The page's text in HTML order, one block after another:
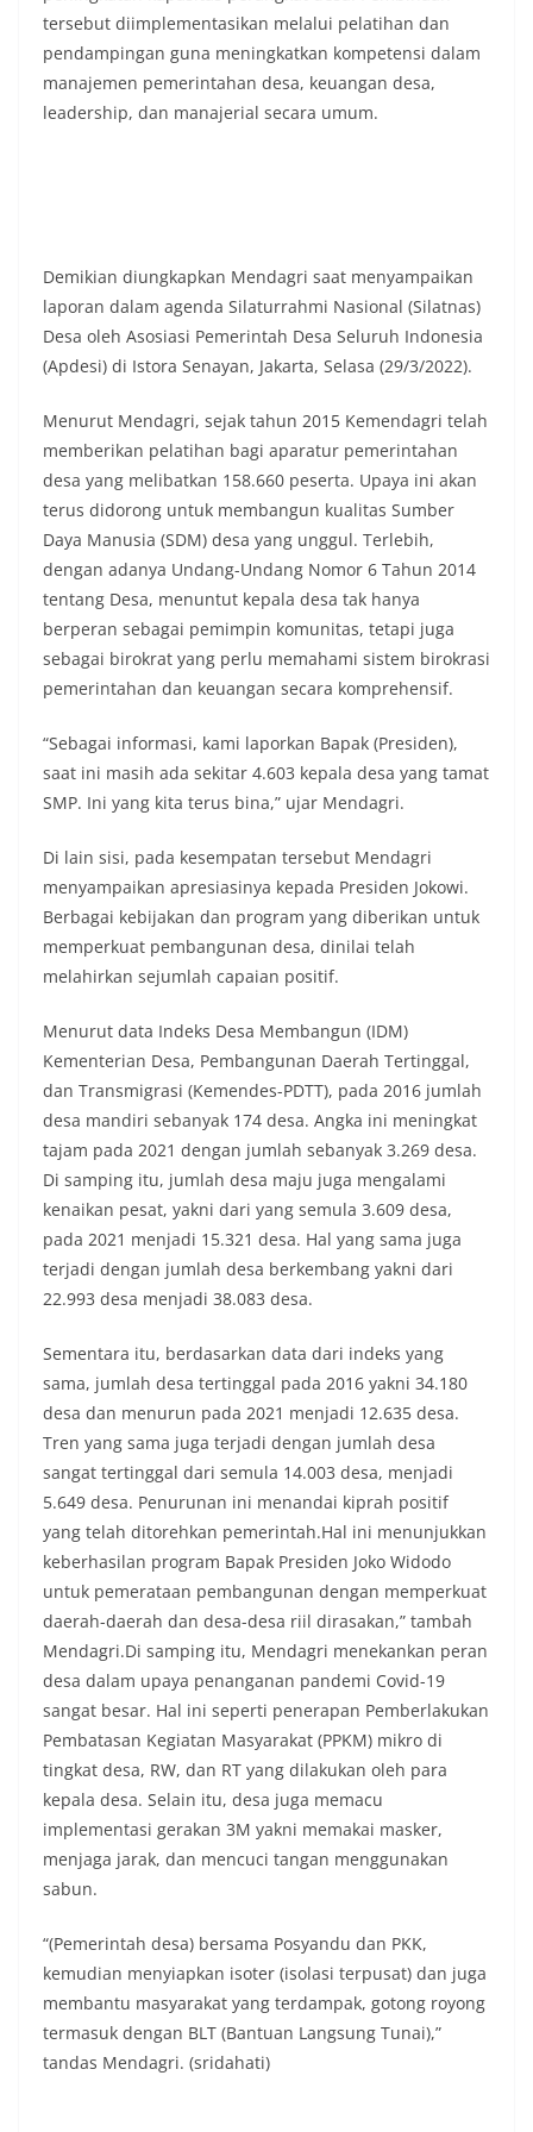
masing secara penuh. Ini adalah bentuk
penghormatan kita bersama terhadap
perjuangan para pahlawan yang telah merebut
kemerdekaan,” ujar Aiptu Muliyadi Suraukur saat
berdialog dengan warga.‎‎Ia juga menambahkan
dimanfaatkan sebagai sarana deteksi dini (early
warning) guna mengantisipasi potensi gangguan
keamanan dan ketertiban masyarakat
(Kamtibmas) di lingkungan tempat tinggal warga.
Melalui interaksi langsung tersebut,
awal terkait situasi sosial, potensi kerawanan,
maupun hal-hal yang dapat mengganggu
kondusivitas wilayah, khususnya menjelang
perayaan HUT Kemerdekaan RI yang biasanya
diwarnai dengan berbagai kegiatan dan
keramaian warga.‎‎Dengan adanya deteksi dini ini,
diharapkan potensi gangguan keamanan dapat
diantisipasi sejak awal sehingga situasi di
Kelurahan Sunggal tetap terjaga aman, tertib,
dan kondusif hingga puncak perayaan HUT
Kemerdekaan RI berlangsung.‎‎Wujud Kedekatan
Polri dengan Masyarakat‎Kegiatan sambang Door
to Door System ini merupakan salah satu bentuk
mengedepankan kehadiran dan kedekatan
personel Kepolisian dengan masyarakat. Melalui
kegiatan semacam ini, Bhabinkamtibmas tidak
dan imbauan, tetapi juga sebagai mitra
masyarakat dalam menjaga keamanan lingkungan
secara bersama-sama.‎‎Kehadiran
Bhabinkamtibmas di tengah-tengah warga
diharapkan dapat semakin mempererat
hubungan kemitraan antara Polri dan
masyarakat, sekaligus membangun kesadaran
keamanan, ketertiban, dan kekompakan
lingkungan, khususnya dalam menyambut
momentum bersejarah HUT Kemerdekaan
Republik Indonesia.‎Kegiatan sambang ini
rencananya akan terus dilaksanakan secara rutin
oleh Bhabinkamtibmas di wilayah Kelurahan
Sunggal sebagai bagian dari upaya menciptakan
situasi Kamtibmas yang aman dan kondusif,
sekaligus menumbuhkan semangat nasionalisme
warga dalam menyambut Hari Kemerdekaan RI.
Bhabinkamtibmas Polsek Medan Sunggal
Sambangi Warga Kelurahan Sunggal, Ingatkan
Kemerdekaan RI‎‎Medan, 5 Agustus 2026 — Dalam
Kemerdekaan Republik Indonesia yang ke-81,
Bhabinkamtibmas Kelurahan Sunggal, Aiptu
Muliyadi Suraukur, melaksanakan kegiatan
sambang Door to Door System (DDS) kepada
warga di wilayah Kelurahan Sunggal, Kecamatan
Medan Sunggal, pada Rabu (05/08/2026).‎‎Kegiatan
tersebut berlangsung sejak pukul 09.00 WIB
hingga selesai, menyasar rumah-rumah warga di
beberapa lingkungan yang ada di kelurahan
tersebut.‎Sambang Langsung ke Rumah
Warga‎Dalam kegiatan ini, Aiptu Muliyadi
Suraukur mendatangi warga secara langsung dari
rumah ke rumah untuk menjalin silaturahmi
sekaligus menyampaikan pesan-pesan
kamtibmas. Kehadiran petugas disambut baik
oleh warga, yang sebagian besar tengah bersiap
menyambut momentum HUT Kemerdekaan RI
dengan berbagai persiapan di lingkungan
masing-masing.‎Dalam dialog yang berlangsung
akrab, Bhabinkamtibmas menyapa warga,
menanyakan kondisi keamanan dan kenyamanan
menyampaikan keluhan maupun informasi terkait
situasi kamtibmas di sekitar mereka.‎‎‎Salah satu
poin utama yang disampaikan dalam kegiatan
sambang ini adalah imbauan kepada warga untuk
memasang bendera Merah Putih secara penuh,
bukan setengah tiang, sebagai bentuk
tersebut diimplementasikan melalui pelatihan dan
pendampingan guna meningkatkan kompetensi dalam
manajemen pemerintahan desa, keuangan desa,
leadership, dan manajerial secara umum.
Demikian diungkapkan Mendagri saat menyampaikan
laporan dalam agenda Silaturrahmi Nasional (Silatnas)
Desa oleh Asosiasi Pemerintah Desa Seluruh Indonesia
(Apdesi) di Istora Senayan, Jakarta, Selasa (29/3/2022).
Menurut Mendagri, sejak tahun 2015 Kemendagri telah
memberikan pelatihan bagi aparatur pemerintahan
desa yang melibatkan 158.660 peserta. Upaya ini akan
terus didorong untuk membangun kualitas Sumber
Daya Manusia (SDM) desa yang unggul. Terlebih,
dengan adanya Undang-Undang Nomor 6 Tahun 2014
tentang Desa, menuntut kepala desa tak hanya
berperan sebagai pemimpin komunitas, tetapi juga
sebagai birokrat yang perlu memahami sistem birokrasi
pemerintahan dan keuangan secara komprehensif.
“Sebagai informasi, kami laporkan Bapak (Presiden),
saat ini masih ada sekitar 4.603 kepala desa yang tamat
SMP. Ini yang kita terus bina,” ujar Mendagri.
Di lain sisi, pada kesempatan tersebut Mendagri
menyampaikan apresiasinya kepada Presiden Jokowi.
Berbagai kebijakan dan program yang diberikan untuk
memperkuat pembangunan desa, dinilai telah
melahirkan sejumlah capaian positif.
Menurut data Indeks Desa Membangun (IDM)
Kementerian Desa, Pembangunan Daerah Tertinggal,
dan Transmigrasi (Kemendes-PDTT), pada 2016 jumlah
desa mandiri sebanyak 174 desa. Angka ini meningkat
tajam pada 2021 dengan jumlah sebanyak 3.269 desa.
Di samping itu, jumlah desa maju juga mengalami
kenaikan pesat, yakni dari yang semula 3.609 desa,
pada 2021 menjadi 15.321 desa. Hal yang sama juga
terjadi dengan jumlah desa berkembang yakni dari
22.993 desa menjadi 38.083 desa.
Sementara itu, berdasarkan data dari indeks yang
sama, jumlah desa tertinggal pada 2016 yakni 34.180
desa dan menurun pada 2021 menjadi 12.635 desa.
Tren yang sama juga terjadi dengan jumlah desa
sangat tertinggal dari semula 14.003 desa, menjadi
5.649 desa. Penurunan ini menandai kiprah positif
yang telah ditorehkan pemerintah.Hal ini menunjukkan
keberhasilan program Bapak Presiden Joko Widodo
untuk pemerataan pembangunan dengan memperkuat
daerah-daerah dan desa-desa riil dirasakan,” tambah
Mendagri.Di samping itu, Mendagri menekankan peran
desa dalam upaya penanganan pandemi Covid-19
sangat besar. Hal ini seperti penerapan Pemberlakukan
Pembatasan Kegiatan Masyarakat (PPKM) mikro di
tingkat desa, RW, dan RT yang dilakukan oleh para
kepala desa. Selain itu, desa juga memacu
implementasi gerakan 3M yakni memakai masker,
menjaga jarak, dan mencuci tangan menggunakan
sabun.
“(Pemerintah desa) bersama Posyandu dan PKK,
kemudian menyiapkan isoter (isolasi terpusat) dan juga
membantu masyarakat yang terdampak, gotong royong
termasuk dengan BLT (Bantuan Langsung Tunai),”
tandas Mendagri. (sridahati)